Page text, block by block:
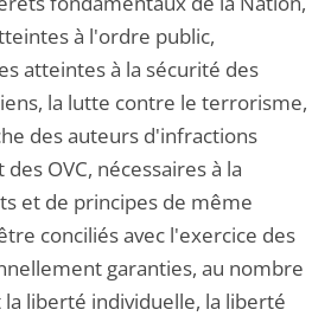
à l'ordre public,
atteintes à la sécurité des
la lutte contre le terrorisme,
des auteurs d'infractions
OVC, nécessaires à la
et de principes de même
conciliés avec l'exercice des
garanties, au nombre
liberté individuelle, la liberté